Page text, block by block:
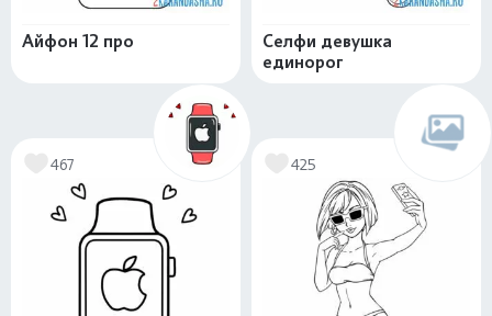
Айфон 12 про
Селфи девушка
единорог
467 425